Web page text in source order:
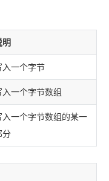
明
入一个字节
入一个字节数组
入一个字节数组的某一
分